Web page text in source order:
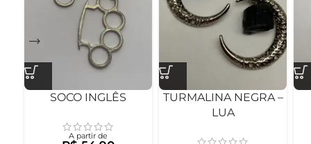
SOCO INGLÊS
A partir de
TURMALINA NEGRA –
LUA